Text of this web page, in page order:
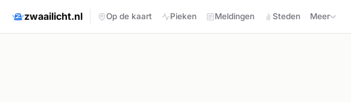
zwaailicht.nl Op de kaart Pieken Meldingen Steden Meer